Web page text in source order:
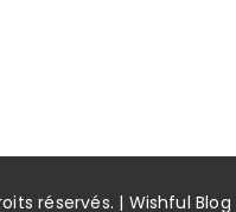
réservés. | Wishful Blog